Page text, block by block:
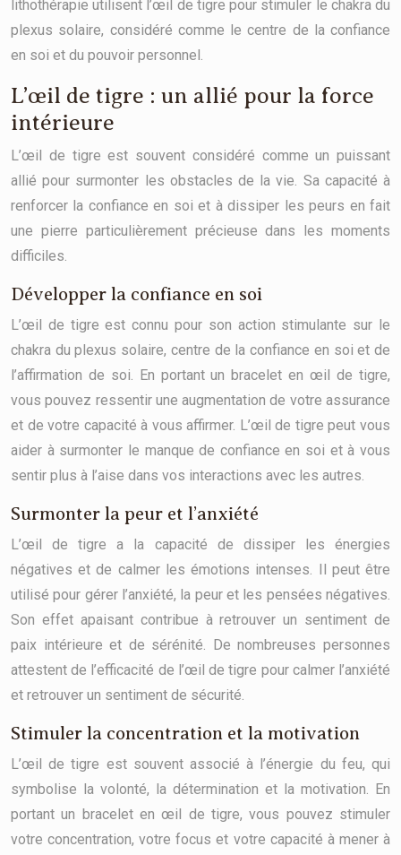
lithothérapie utilisent l’œil de tigre pour stimuler le chakra du
plexus solaire, considéré comme le centre de la confiance
en soi et du pouvoir personnel.
L’œil de tigre : un allié pour la force
intérieure
L’œil de tigre est souvent considéré comme un puissant
allié pour surmonter les obstacles de la vie. Sa capacité à
renforcer la confiance en soi et à dissiper les peurs en fait
une pierre particulièrement précieuse dans les moments
difficiles.
Développer la confiance en soi
L’œil de tigre est connu pour son action stimulante sur le
chakra du plexus solaire, centre de la confiance en soi et de
l’affirmation de soi. En portant un bracelet en œil de tigre,
vous pouvez ressentir une augmentation de votre assurance
et de votre capacité à vous affirmer. L’œil de tigre peut vous
aider à surmonter le manque de confiance en soi et à vous
sentir plus à l’aise dans vos interactions avec les autres.
Surmonter la peur et l’anxiété
L’œil de tigre a la capacité de dissiper les énergies
négatives et de calmer les émotions intenses. Il peut être
utilisé pour gérer l’anxiété, la peur et les pensées négatives.
Son effet apaisant contribue à retrouver un sentiment de
paix intérieure et de sérénité. De nombreuses personnes
attestent de l’efficacité de l’œil de tigre pour calmer l’anxiété
et retrouver un sentiment de sécurité.
Stimuler la concentration et la motivation
L’œil de tigre est souvent associé à l’énergie du feu, qui
symbolise la volonté, la détermination et la motivation. En
portant un bracelet en œil de tigre, vous pouvez stimuler
votre concentration, votre focus et votre capacité à mener à